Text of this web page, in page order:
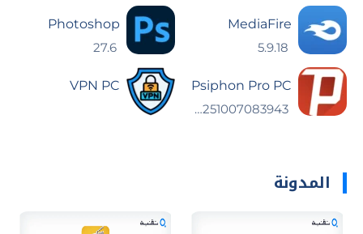
MediaFire
Photoshop
Psiphon Pro PC
VPN PC
المدونة